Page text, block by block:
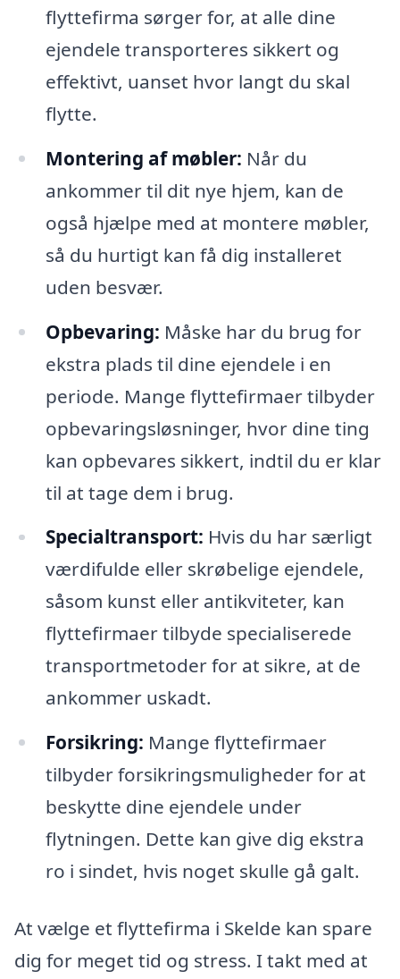
flyttefirma sørger for, at alle dine
ejendele transporteres sikkert og
effektivt, uanset hvor langt du skal
flytte.
Montering af møbler: Når du
ankommer til dit nye hjem, kan de
også hjælpe med at montere møbler,
så du hurtigt kan få dig installeret
uden besvær.
Opbevaring: Måske har du brug for
ekstra plads til dine ejendele i en
periode. Mange flyttefirmaer tilbyder
opbevaringsløsninger, hvor dine ting
kan opbevares sikkert, indtil du er klar
til at tage dem i brug.
Specialtransport: Hvis du har særligt
værdifulde eller skrøbelige ejendele,
såsom kunst eller antikviteter, kan
flyttefirmaer tilbyde specialiserede
transportmetoder for at sikre, at de
ankommer uskadt.
Forsikring: Mange flyttefirmaer
tilbyder forsikringsmuligheder for at
beskytte dine ejendele under
flytningen. Dette kan give dig ekstra
ro i sindet, hvis noget skulle gå galt.
At vælge et flyttefirma i Skelde kan spare
dig for meget tid og stress. I takt med at